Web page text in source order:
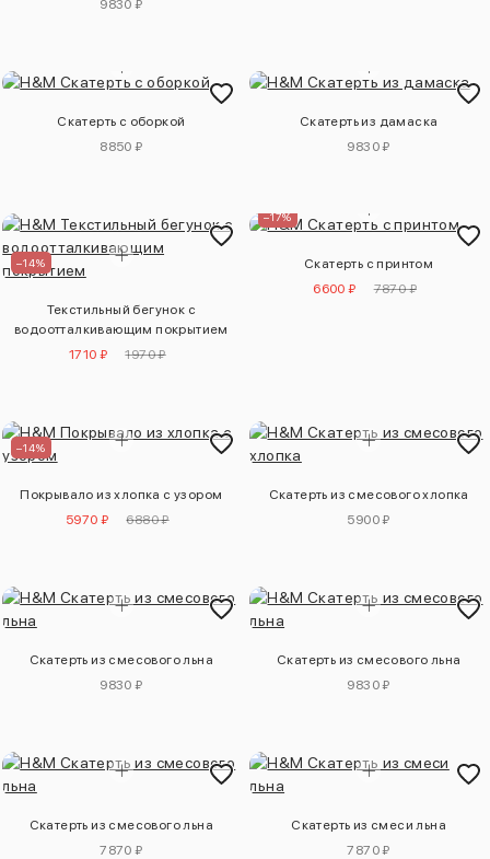
9830 ₽
Скатерть с оборкой
8850 ₽
Скатерть из дамаска
9830 ₽
–14%
Текстильный бегунок с
водоотталкивающим покрытием
1710 ₽
1970 ₽
–17%
Скатерть с принтом
6600 ₽
7870 ₽
–14%
Покрывало из хлопка с узором
5970 ₽
6880 ₽
Скатерть из смесового хлопка
5900 ₽
Скатерть из смесового льна
9830 ₽
Скатерть из смесового льна
9830 ₽
Скатерть из смесового льна
7870 ₽
Скатерть из смеси льна
7870 ₽